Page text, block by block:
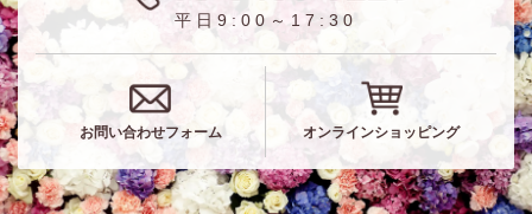
平日9:00～17:30
お問い合わせフォーム オンラインショッピング